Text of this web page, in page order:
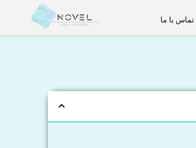
تماس با ما